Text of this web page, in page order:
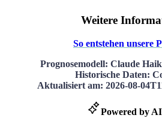
Weitere
So entstehen unsere
Prognosemodell: Claude
Historische Daten:
Aktualisiert am: 2026-08-
Powered by AI